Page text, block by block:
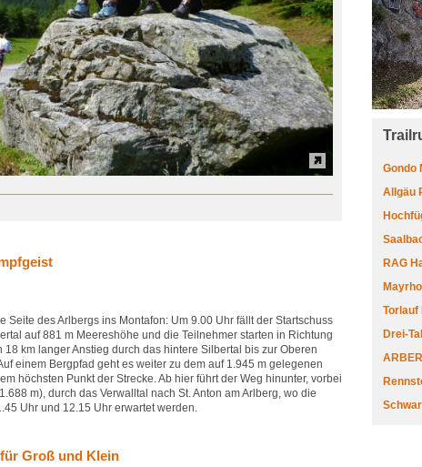
Seite des Arlbergs ins Montafon: Um 9.00 Uhr fällt der Startschuss
auf 881 m Meereshöhe und die Teilnehmer starten in Richtung
18 km langer Anstieg durch das hintere Silbertal bis zur Oberen
einem Bergpfad geht es weiter zu dem auf 1.945 m gelegenen
höchsten Punkt der Strecke. Ab hier führt der Weg hinunter, vorbei
m), durch das Verwalltal nach St. Anton am Arlberg, wo die
Uhr und 12.15 Uhr erwartet werden.
Groß und Klein
Gondo
Allgäu
RAG
Torlauf
Drei-